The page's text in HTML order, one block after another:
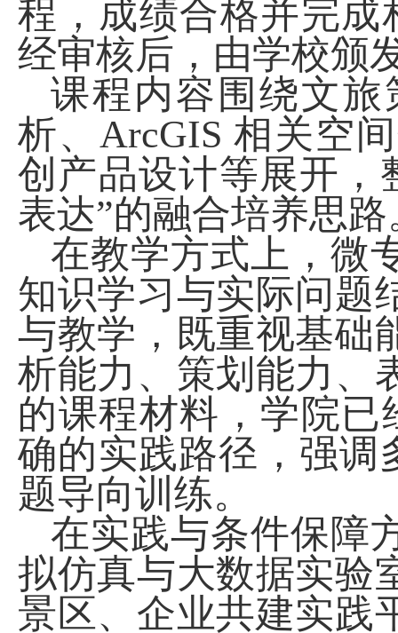
程，成绩合格并完
经审核后，由学校颁
课程内容围绕文
析、 ArcGIS 相关空
创产品设计等展开，
表达”的融合培养思路
在教学方式上，微
知识学习与实际问题
与教学，既重视基础
析能力、策划能力、
的课程材料，学院已
确的实践路径，强调
题导向训练。
在实践与条件保障
拟仿真与大数据实验
景区、企业共建实践